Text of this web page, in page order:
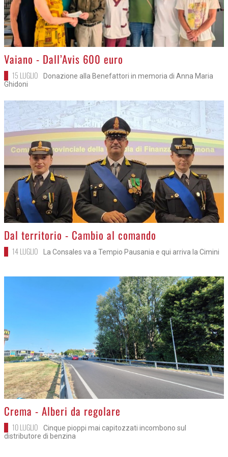
>
Vaiano - Dall’Avis 600 euro
15 LUGLIO
Donazione alla Benefattori in memoria di Anna Maria
Ghidoni
>
Dal territorio - Cambio al comando
14 LUGLIO La Consales va a Tempio Pausania e qui arriva la Cimini
>
Crema - Alberi da regolare
10 LUGLIO
Cinque pioppi mai capitozzati incombono sul
distributore di benzina